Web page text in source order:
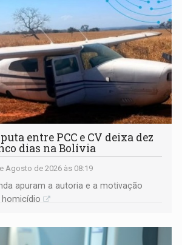
entre PCC e CV deixa dez
dias na Bolívia
Agosto de 2026 às 08:19
apuram a autoria e a motivação
homicídio